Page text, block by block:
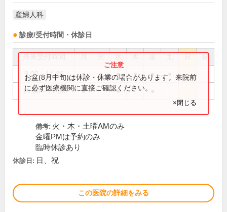
産婦人科
診療/受付時間・休診日
祝
9:00～11:30 ● ● ● ● ●
14:00～17:30 ● ●
お盆(8月中旬)は休診・休業の場合があります。来院前
に必ず医療機関に直接ご確認ください。
×閉じる
備考: 火・木・土曜AMのみ
金曜PMは予約のみ
臨時休診あり
休診日: 日、祝
この医院の詳細をみる